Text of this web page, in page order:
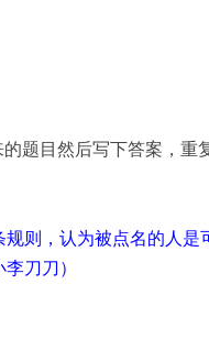
题目然后写下答案，重
则，认为被点名的人
刀刀）